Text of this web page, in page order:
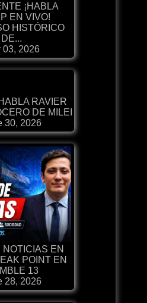
¡HABLA
EN VIVO!
HISTÓRICO
DE...
03, 2026
RAVIER
DE MILEI
30, 2026
NOTICIAS EN
POINT EN
13
28, 2026